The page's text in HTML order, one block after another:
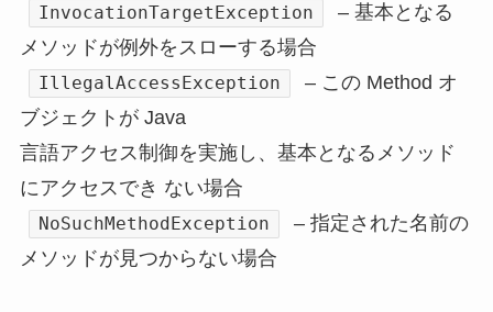
InvocationTargetException
– 基本となる
メソッドが例外をスローする場合
IllegalAccessException
– この Method オ
ブジェクトが Java
言語アクセス制御を実施し、基本となるメソッド
にアクセスでき ない場合
NoSuchMethodException
– 指定された名前の
メソッドが見つからない場合